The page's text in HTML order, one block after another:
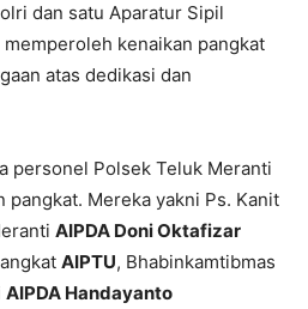
dan satu Aparatur Sipil
kenaikan pangkat
atas dedikasi dan
personel Polsek Teluk Meranti
Mereka yakni Ps. Kanit
AIPDA Doni Oktafizar
AIPTU, Bhabinkamtibmas
AIPDA Handayanto